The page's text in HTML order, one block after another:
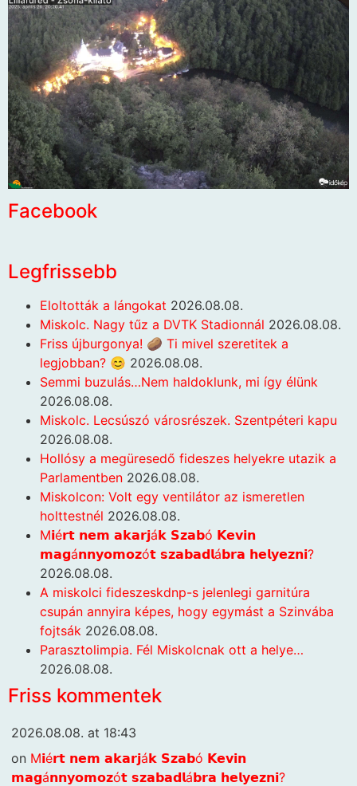
Facebook
Legfrissebb
Eloltották a lángokat 2026.08.08.
Miskolc. Nagy tűz a DVTK Stadionnál 2026.08.08.
Friss újburgonya! 🥔 Ti mivel szeretitek a
legjobban? 😊 2026.08.08.
Semmi buzulás…Nem haldoklunk, mi így élünk
2026.08.08.
Miskolc. Lecsúszó városrészek. Szentpéteri kapu
2026.08.08.
Hollósy a megüresedő fideszes helyekre utazik a
Parlamentben 2026.08.08.
Miskolcon: Volt egy ventilátor az ismeretlen
holttestnél 2026.08.08.
M𝗶é𝗿𝘁 𝗻𝗲𝗺 𝗮𝗸𝗮𝗿𝗷á𝗸 𝗦𝘇𝗮𝗯ó 𝗞𝗲𝘃𝗶𝗻
𝗺𝗮𝗴á𝗻𝗻𝘆𝗼𝗺𝗼𝘇ó𝘁 𝘀𝘇𝗮𝗯𝗮𝗱𝗹á𝗯𝗿𝗮 𝗵𝗲𝗹𝘆𝗲𝘇𝗻𝗶?
2026.08.08.
A miskolci fideszeskdnp-s jelenlegi garnitúra
csupán annyira képes, hogy egymást a Szinvába
fojtsák 2026.08.08.
Parasztolimpia. Fél Miskolcnak ott a helye…
2026.08.08.
Friss kommentek
2026.08.08. at 18:43
on M𝗶é𝗿𝘁 𝗻𝗲𝗺 𝗮𝗸𝗮𝗿𝗷á𝗸 𝗦𝘇𝗮𝗯ó 𝗞𝗲𝘃𝗶𝗻
𝗺𝗮𝗴á𝗻𝗻𝘆𝗼𝗺𝗼𝘇ó𝘁 𝘀𝘇𝗮𝗯𝗮𝗱𝗹á𝗯𝗿𝗮 𝗵𝗲𝗹𝘆𝗲𝘇𝗻𝗶?